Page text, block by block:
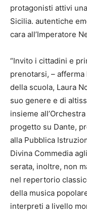
protagonisti attivi
Sicilia. autentiche
cara all’Imperatore
“Invito i cittadini e
prenotarsi, – afferma
della scuola, Laura
suo genere e di
insieme
progetto su Dante,
alla Pubblica
Divina Commedia
serata, inoltre, non
nel repertorio
della musica
interpreti a livello